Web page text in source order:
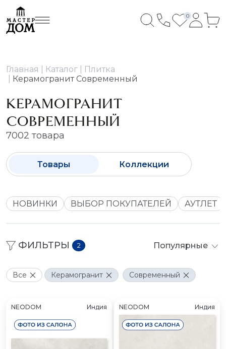
0
Главная Каталог
Плитка
Керамогранит Современный
КЕРАМОГРАНИТ
СОВРЕМЕННЫЙ
7002 товара
Товары Коллекции
НОВИНКИ ВЫБОР ПОКУПАТЕЛЕЙ АУТЛЕТ
ФИЛЬТРЫ 2 Популярные
Все Керамогранит Современный
NEODOM Индия NEODOM Индия